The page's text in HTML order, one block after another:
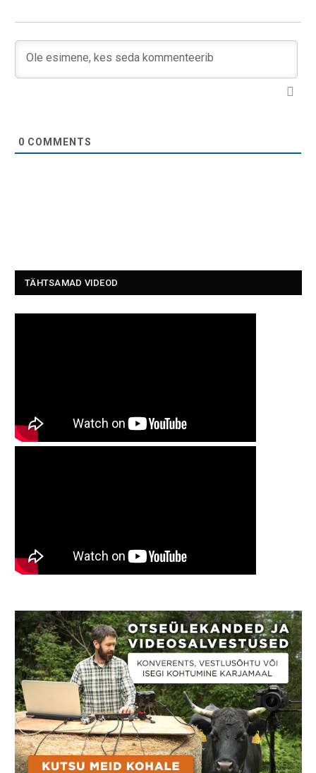
0 COMMENTS
TÄHTSAMAD VIDEOD